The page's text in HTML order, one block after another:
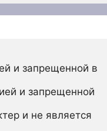
и запрещенной в
и запрещенной
и не является